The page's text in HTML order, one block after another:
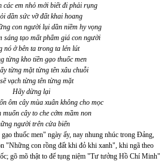
các em nhỏ mới biết đi phải rụng
dần sức vỡ đất khai hoang
con người lụi dần niềm hy vọng
sáng tạo mất phẩm giá con người
nó ở bên ta trong ta lén lút
từng kho tiền gạo thuốc men
từng mặt từng tên xâu chuỗi
vạch từng tên từng mặt
Hãy dừng lại
ôm cây mùa xuân không cho mọc
muốn cây to che cớm mầm non
người trên cửa biển
thuốc men" ngày ấy, nay nhung nhúc trong Đảng,
"Những con rồng đất khi đỏ khi xanh", khi ngã theo
gõ mõ thật to để tụng niệm "Tư tưởng Hồ Chí Minh"